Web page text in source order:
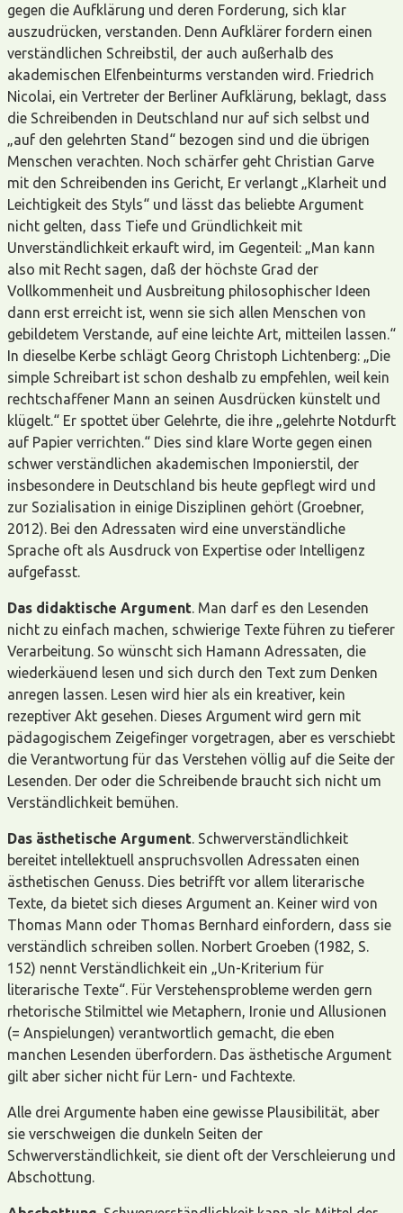
gegen die Aufklärung und deren Forderung, sich klar
auszudrücken, verstanden. Denn Aufklärer fordern einen
verständlichen Schreibstil, der auch außerhalb des
akademischen Elfenbeinturms verstanden wird. Friedrich
Nicolai, ein Vertreter der Berliner Aufklärung, beklagt, dass
die Schreibenden in Deutschland nur auf sich selbst und
„auf den gelehrten Stand“ bezogen sind und die übrigen
Menschen verachten. Noch schärfer geht Christian Garve
mit den Schreibenden ins Gericht, Er verlangt „Klarheit und
Leichtigkeit des Styls“ und lässt das beliebte Argument
nicht gelten, dass Tiefe und Gründlichkeit mit
Unverständlichkeit erkauft wird, im Gegenteil: „Man kann
also mit Recht sagen, daß der höchste Grad der
Vollkommenheit und Ausbreitung philosophischer Ideen
dann erst erreicht ist, wenn sie sich allen Menschen von
gebildetem Verstande, auf eine leichte Art, mitteilen lassen.“
In dieselbe Kerbe schlägt Georg Christoph Lichtenberg: „Die
simple Schreibart ist schon deshalb zu empfehlen, weil kein
rechtschaffener Mann an seinen Ausdrücken künstelt und
klügelt.“ Er spottet über Gelehrte, die ihre „gelehrte Notdurft
auf Papier verrichten.“ Dies sind klare Worte gegen einen
schwer verständlichen akademischen Imponierstil, der
insbesondere in Deutschland bis heute gepflegt wird und
zur Sozialisation in einige Disziplinen gehört (Groebner,
2012). Bei den Adressaten wird eine unverständliche
Sprache oft als Ausdruck von Expertise oder Intelligenz
aufgefasst.
Das didaktische Argument . Man darf es den Lesenden
nicht zu einfach machen, schwierige Texte führen zu tieferer
Verarbeitung. So wünscht sich Hamann Adressaten, die
wiederkäuend lesen und sich durch den Text zum Denken
anregen lassen. Lesen wird hier als ein kreativer, kein
rezeptiver Akt gesehen. Dieses Argument wird gern mit
pädagogischem Zeigefinger vorgetragen, aber es verschiebt
die Verantwortung für das Verstehen völlig auf die Seite der
Lesenden. Der oder die Schreibende braucht sich nicht um
Verständlichkeit bemühen.
Das ästhetische Argument . Schwerverständlichkeit
bereitet intellektuell anspruchsvollen Adressaten einen
ästhetischen Genuss. Dies betrifft vor allem literarische
Texte, da bietet sich dieses Argument an. Keiner wird von
Thomas Mann oder Thomas Bernhard einfordern, dass sie
verständlich schreiben sollen. Norbert Groeben (1982, S.
152) nennt Verständlichkeit ein „Un-Kriterium für
literarische Texte“. Für Verstehensprobleme werden gern
rhetorische Stilmittel wie Metaphern, Ironie und Allusionen
(= Anspielungen) verantwortlich gemacht, die eben
manchen Lesenden überfordern. Das ästhetische Argument
gilt aber sicher nicht für Lern- und Fachtexte.
Alle drei Argumente haben eine gewisse Plausibilität, aber
sie verschweigen die dunkeln Seiten der
Schwerverständlichkeit, sie dient oft der Verschleierung und
Abschottung.